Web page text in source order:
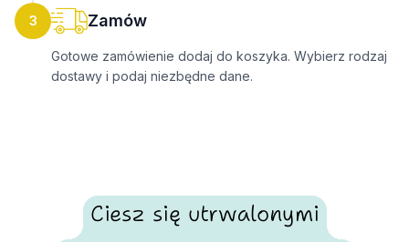
3 Zamów
Gotowe zamówienie dodaj do koszyka. Wybierz rodzaj
dostawy i podaj niezbędne dane.
Ciesz się utrwalonymi